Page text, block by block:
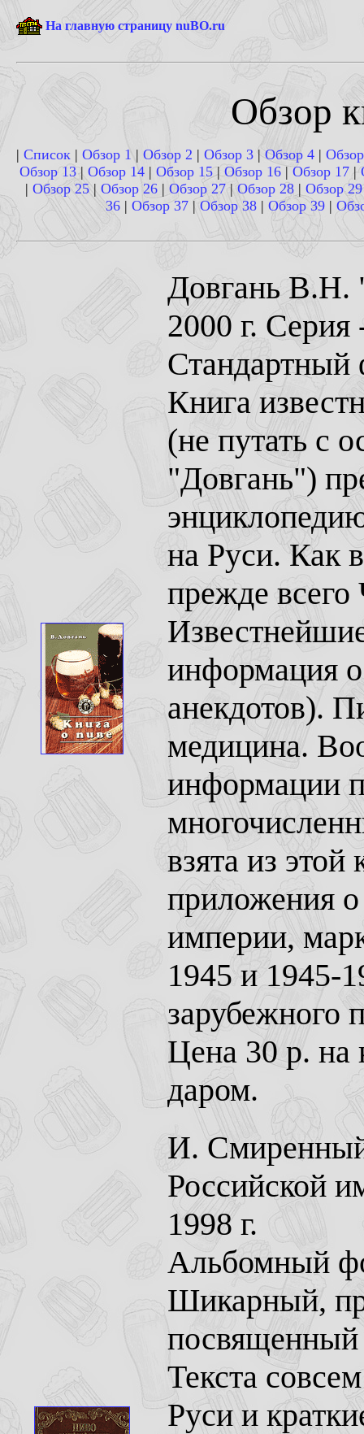
На главную страницу nuBO.ru
Обзор
| Список | Обзор 1 | Обзор 2 | Обзор 3 |Обзор 4 |
Обзор 13| Обзор 14 | Обзор 15|Обзор 16 |Обзор 17 |
| Обзор 25| Обзор 26 | Обзор 27 | Обзор 28 | Обзор 29
36| Обзор 37| Обзор 38| Обзор 39|
Довгань В.Н.
2000 г.
Стандартный
Книга
(не путать с
"Довгань")
на Руси. Как
прежде всего
информация
анекдотов).
медицина.
информации
взята из
приложения
империи,
1945 и 1945-
зарубежного
Цена 30 р. на
даром.
И.
Российской
1998 г.
Альбомный
Шикарный,
посвященный
Текста
Руси и